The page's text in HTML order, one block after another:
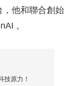
他和聯合創始
。
技原力！